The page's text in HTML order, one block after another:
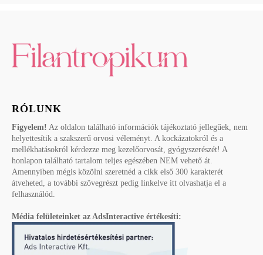
RÓLUNK
Figyelem! Az oldalon található információk tájékoztató jellegűek, nem
helyettesítik a szakszerű orvosi véleményt. A kockázatokról és a
mellékhatásokról kérdezze meg kezelőorvosát, gyógyszerészét! A
honlapon található tartalom teljes egészében NEM vehető át.
Amennyiben mégis közölni szeretnéd a cikk első 300 karakterét
átveheted, a további szövegrészt pedig linkelve itt olvashatja el a
felhasználód.
Média felületeinket az AdsInteractive értékesíti: